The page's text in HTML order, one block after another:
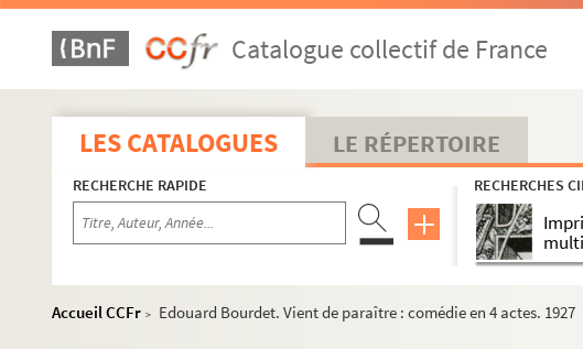
Catalogue collectif de France
LES CATALOGUES LE RÉPERTOIRE
RECHERCHE RAPIDE RECHERCHES
Accueil CCFr >
Edouard Bourdet. Vient de paraître : comédie en 4 actes. 1927